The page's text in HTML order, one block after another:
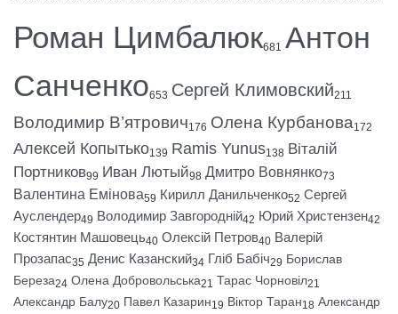
Роман Цимбалюк681 Антон
Санченко653 Сергей Климовский211
Володимир В’ятрович176 Олена Курбанова172
Алексей Копытько139 Ramis Yunus138 Віталій
Портников99 Иван Лютый98 Дмитро Вовнянко73
Валентина Емінова59 Кирилл Данильченко52 Сергей
Ауслендер49 Володимир Завгородній42 Юрий Христензен42
Костянтин Машовець40 Олексій Петров40 Валерій
Прозапас35 Денис Казанский34 Гліб Бабіч29 Борислав
Береза24 Олена Добровольська21 Тарас Чорновіл21
Александр Балу20 Павел Казарин19 Віктор Таран18 Александр